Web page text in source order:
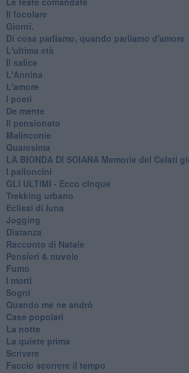
Il focolare
Giorni.
Di cosa parliamo, quando parliamo d'amore
L'ultima età
Il salice
L'Annina
L'amore
I poeti
De mente
Il pensionato
Malinconie
Quaresima
LA BIONDA DI SOIANA Memorie del Celati
I palloncini
GLI ULTIMI - Ecco cinque
Trekking urbano
Eclissi di luna
Jogging
Distanza
Racconto di Natale
Pensieri & nuvole
Fumo
I morti
Sogni
Quando me ne andrò
Case popolari
La notte
La quiete prima
Scrivere
Faccio scorrere il tempo